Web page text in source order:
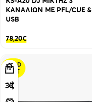
ΚΑΝΑΛΙΩΝ ME PFL/CUE &
USB
78,20€
SOLD
OUT